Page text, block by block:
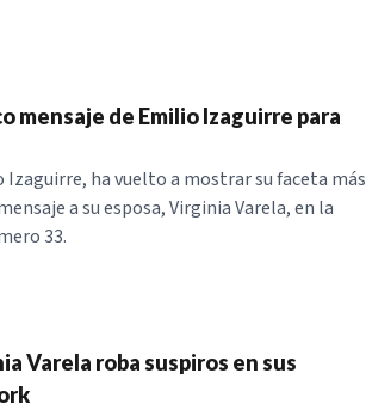
mensaje de Emilio Izaguirre para
ha vuelto a mostrar su faceta más
a su esposa, Virginia Varela, en la
33.
Varela roba suspiros en sus